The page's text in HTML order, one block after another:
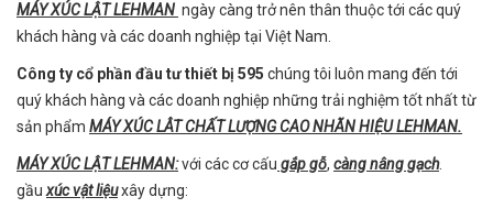
MÁY XÚC LẬT LEHMAN ngày càng trở nên thân thuộc tới các quý
khách hàng và các doanh nghiệp tại Việt Nam.
Công ty cổ phần đầu tư thiết bị 595 chúng tôi luôn mang đến tới
quý khách hàng và các doanh nghiệp những trải nghiệm tốt nhất từ
sản phẩm MÁY XÚC LÂT CHẤT LƯỢNG CAO NHÃN HIỆU LEHMAN.
MÁY XÚC LẬT LEHMAN:với các cơ cấu gắp gỗ, càng nâng gạch.
gầu xúc vật liệuxây dựng: